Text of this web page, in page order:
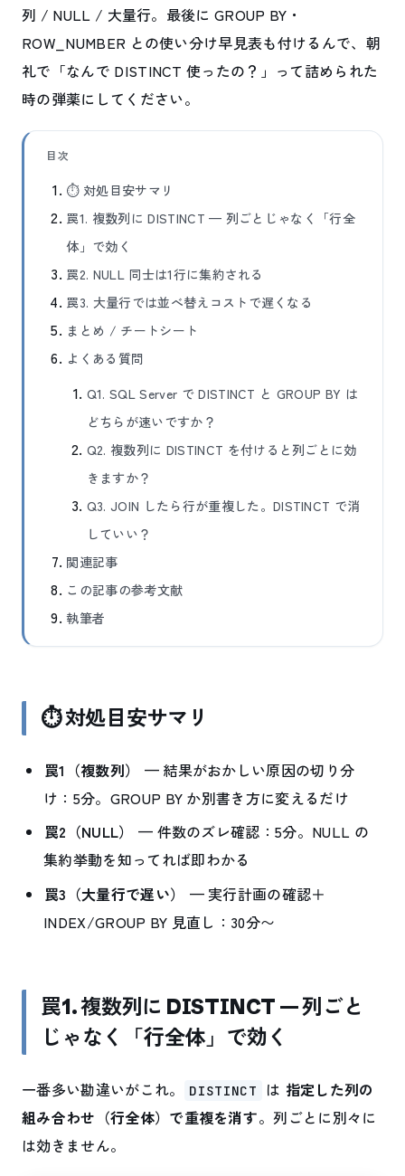
列 / NULL / 大量行。最後に GROUP BY・
ROW_NUMBER との使い分け早見表も付けるんで、朝
礼で「なんで DISTINCT 使ったの？」って詰められた
時の弾薬にしてください。
目次
⏱ 対処目安サマリ
罠1. 複数列に DISTINCT — 列ごとじゃなく「行全
体」で効く
罠2. NULL 同士は1行に集約される
罠3. 大量行では並べ替えコストで遅くなる
まとめ / チートシート
よくある質問
Q1. SQL Server で DISTINCT と GROUP BY は
どちらが速いですか？
Q2. 複数列に DISTINCT を付けると列ごとに効
きますか？
Q3. JOIN したら行が重複した。DISTINCT で消
していい？
関連記事
この記事の参考文献
執筆者
⏱ 対処目安サマリ
罠1（複数列）
— 結果がおかしい原因の切り分
け：5分。GROUP BY か別書き方に変えるだけ
罠2（NULL）
— 件数のズレ確認：5分。NULL の
集約挙動を知ってれば即わかる
罠3（大量行で遅い）
— 実行計画の確認＋
INDEX/GROUP BY 見直し：30分〜
罠1. 複数列に DISTINCT — 列ごと
じゃなく「行全体」で効く
一番多い勘違いがこれ。 DISTINCT は 指定した列の
組み合わせ（行全体）で重複を消す。列ごとに別々に
は効きません。